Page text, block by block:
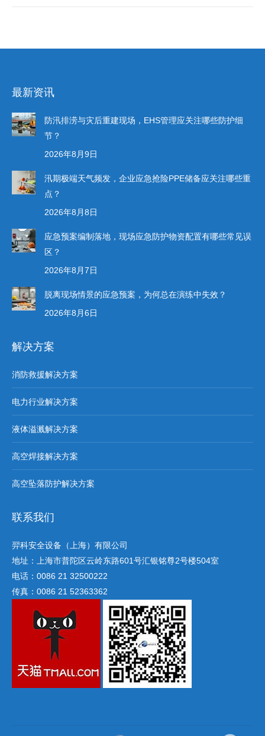
最新资讯
防汛排涝与灾后重建现场，EHS管理应关注哪些防护细
节？
2026年8月9日
汛期极端天气频发，企业应急抢险PPE储备应关注哪些重
点？
2026年8月8日
应急预案编制落地，现场应急防护物资配置有哪些常见误
区？
2026年8月7日
脱离现场情景的应急预案，为何总在演练中失效？
2026年8月6日
解决方案
消防救援解决方案
电力行业解决方案
液体溢溅解决方案
高空焊接解决方案
高空坠落防护解决方案
联系我们
羿科安全设备（上海）有限公司
地址：上海市普陀区云岭东路601号汇银铭尊2号楼504室
电话：0086 21 32500222
传真：0086 21 52363362